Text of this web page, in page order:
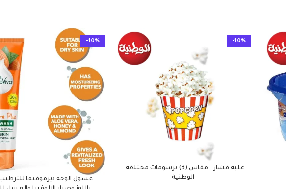
-10%
علبة فشار – مقاس (3) برسومات مختلفة –
الوطنية
-10%
غسول الوجه ديرموفيفا للترطيب